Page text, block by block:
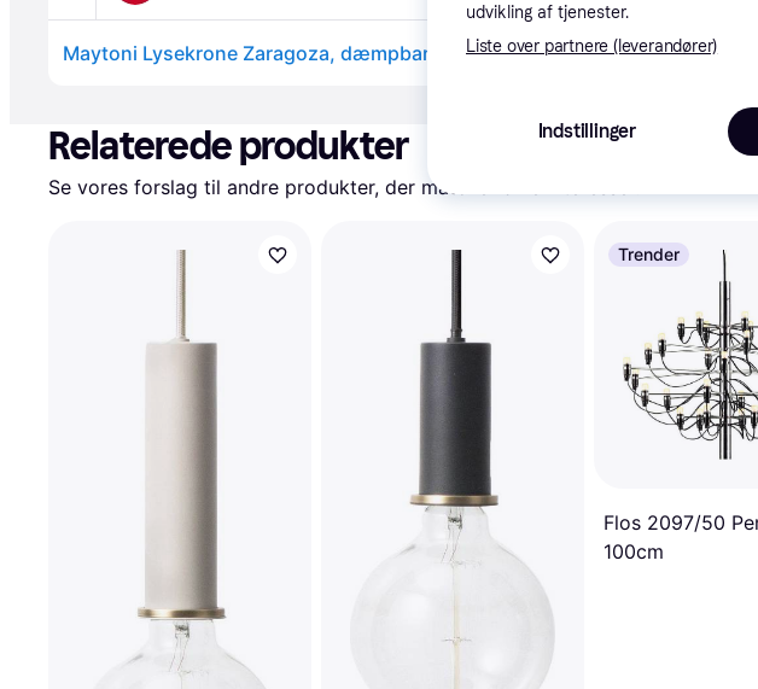
Maytoni Lysekrone Zaragoza, dæmpbar, Messing/guld, Stue/spisestue, Metal, Moderne
Relaterede produkter
Se vores forslag til andre produkter, der matcher dine interesser.
Trender
Flos 2097/50
100cm
udvikling af tjenester.
Liste over partnere (leverandører)
Indstillinger